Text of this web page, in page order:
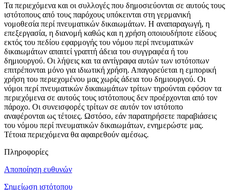
Τα περιεχόμενα και οι συλλογές που δημοσιεύονται σε αυτούς τους
ιστότοπους από τους παρόχους υπόκεινται στη γερμανική
νομοθεσία περί πνευματικών δικαιωμάτων. Η αναπαραγωγή, η
επεξεργασία, η διανομή καθώς και η χρήση οποιουδήποτε είδους
εκτός του πεδίου εφαρμογής του νόμου περί πνευματικών
δικαιωμάτων απαιτεί γραπτή άδεια του συγγραφέα ή του
δημιουργού. Οι λήψεις και τα αντίγραφα αυτών των ιστότοπων
επιτρέπονται μόνο για ιδιωτική χρήση. Απαγορεύεται η εμπορική
χρήση του περιεχομένου μας χωρίς άδεια του δημιουργού. Οι
νόμοι περί πνευματικών δικαιωμάτων τρίτων τηρούνται εφόσον τα
περιεχόμενα σε αυτούς τους ιστότοπους δεν προέρχονται από τον
πάροχο. Οι συνεισφορές τρίτων σε αυτόν τον ιστότοπο
αναφέρονται ως τέτοιες. Ωστόσο, εάν παρατηρήσετε παραβιάσεις
του νόμου περί πνευματικών δικαιωμάτων, ενημερώστε μας.
Τέτοια περιεχόμενα θα αφαιρεθούν αμέσως.
Πληροφορίες
Αποποίηση ευθυνών
Σημείωση ιστότοπου